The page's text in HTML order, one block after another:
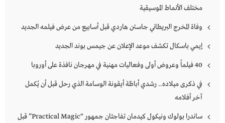
مختلف الأنماط الموسيقية
وفاة المخرج البريطاني جاستن هاردي قبل أسابيع من عرض فيلمه الجديد
إيمي باسكال تكشف موعد الإعلان عن جيمس بوند الجديد
40 فيلماً وعروض أولى وفعاليات مهنية في مهرجان نافذة على أوروبا
في ذكرى ميلاده.. رشدي أباظة أيقونة الوسامة الذي رحل قبل أن يُكمل
آخر أفلامه
ساندرا بولوك ونيكول كيدمان تفاجئان جمهور “Practical Magic” قبل